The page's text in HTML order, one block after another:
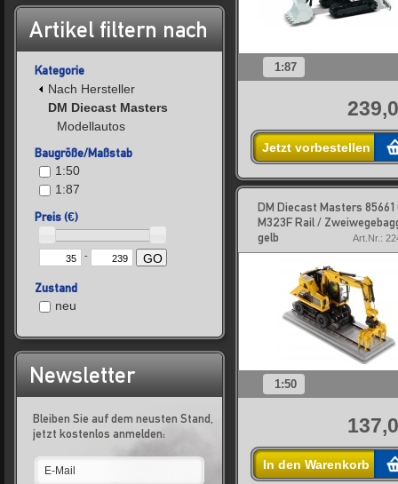
Artikel filtern nach
Kategorie
Nach Hersteller
DM Diecast Masters
Modellautos
Baugröße/Maßstab
1:50
1:87
Preis (€)
- GO
Zustand
neu
Newsletter
Bleiben Sie auf dem neusten Stand,
jetzt kostenlos anmelden:
1:87
Jetzt vorbestellen
DM Diecast Masters 85661
M323F Rail /
gelb
Art.Nr.:
1:50
In den Warenkorb